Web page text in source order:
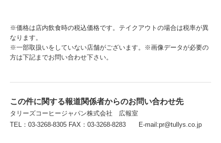
※価格は店内飲食時の税込価格です。テイクアウトの場合は税率が異
なります。
※一部取扱いをしていない店舗がございます。※画像データが必要の
方は下記までお問い合わせ下さい。
この件に関する報道関係者からのお問い合わせ先
タリーズコーヒージャパン株式会社 広報室
TEL：03-3268-8305 FAX：03-3268-8283 E-mail:pr@tullys.co.jp